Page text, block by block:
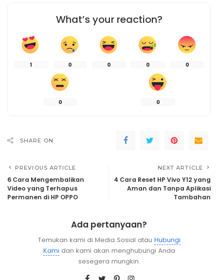
What’s your reaction?
1 0 0 0 0
0 0
SHARE ON
PREVIOUS ARTICLE
6 Cara Mengembalikan
Video yang Terhapus
Permanen di HP OPPO
NEXT ARTICLE
4 Cara Reset HP Vivo Y12 yang
Aman dan Tanpa Aplikasi
Tambahan
Ada pertanyaan?
Temukan kami di Media Sosial atau Hubungi
Kami dan kami akan menghubungi Anda
sesegera mungkin.